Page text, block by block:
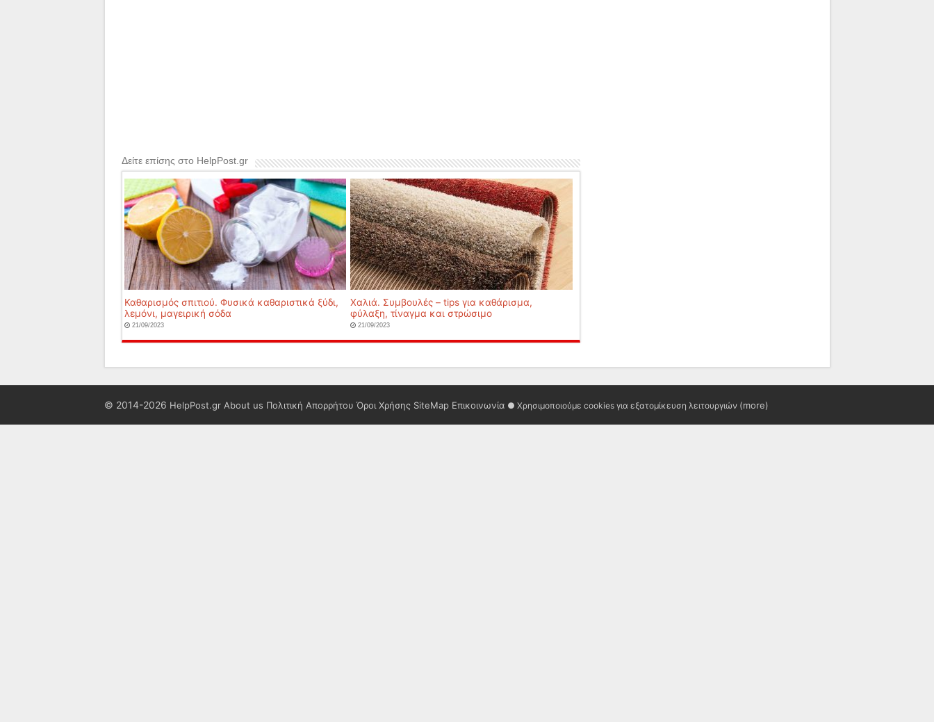
Δείτε επίσης στο HelpPost.gr
Καθαρισμός σπιτιού. Φυσικά καθαριστικά ξύδι,
λεμόνι, μαγειρική σόδα
21/09/2023
Χαλιά. Συμβουλές – tips για καθάρισμα,
φύλαξη, τίναγμα και στρώσιμο
21/09/2023
© 2014-2026 HelpPost.gr About us Πολιτική Απορρήτου Όροι Χρήσης SiteMap Επικοινωνία ● Χρησιμοποιούμε cookies για εξατομίκευση λειτουργιών (more)